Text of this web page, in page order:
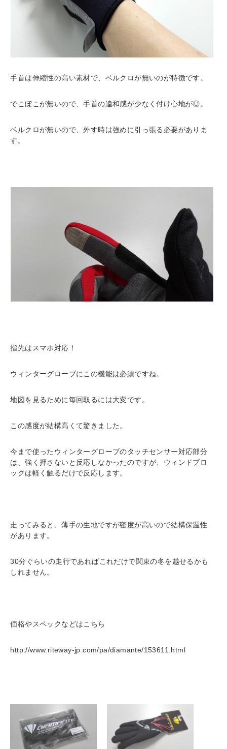
手首は伸縮性の高い素材で、ベルクロが無いのが特徴です。
でこぼこが無いので、手首の違和感が少なく付け心地が◎。
ベルクロが無いので、外す時は強めに引っ張る必要がありま
す。
指先はスマホ対応！
ウィンターグローブにこの機能は必須ですね。
地図を見るために毎回取るには大変です。
この感度が結構高くて驚きました。
今まで使ったウィンターグローブのタッチセンサー対応部分
は、強く押さないと反応しなかったのですが、ウィンドブロ
ックは軽く触るだけで反応します。
走ってみると、薄手の生地ですが密度が高いので結構保温性
があります。
30分ぐらいの走行であればこれだけで関東の冬を越せるかも
しれません。
価格やスペックなどはこちら
http://www.riteway-jp.com/pa/diamante/153611.html